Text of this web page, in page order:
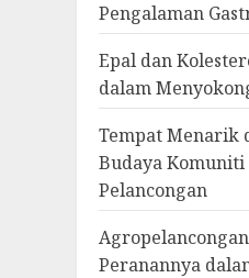
Pengalaman
Epal dan
dalam
Tempat Menarik
Budaya
Pelancongan
Peranannya